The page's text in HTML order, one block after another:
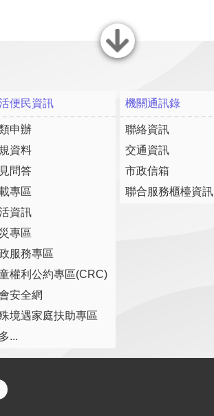
關閉
便民資訊
申辦
資料
問答
專區
資訊
專區
服務專區
權利公約專區(CRC)
安全網
境遇家庭扶助專區
...
機關通訊錄
聯絡資訊
交通資訊
市政信箱
聯合服務櫃檯資訊